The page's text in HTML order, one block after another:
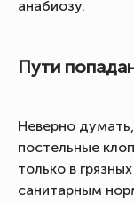
анабиозу.
Пути
Неверно
постельные
только в
санитарным